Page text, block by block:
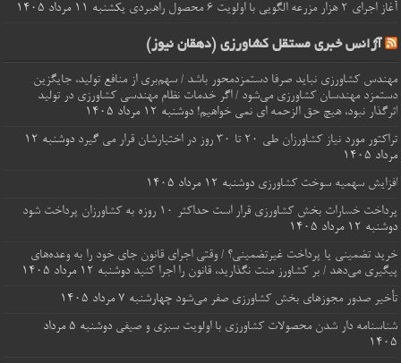
آغاز اجرای ۲ هزار مزرعه الگویی با اولویت ۶ محصول راهبردی
یکشنبه ۱۱ مرداد ۱۴۰۵
آژانس خبری مستقل کشاورزی (دهقان نیوز)
مهندس کشاورزی نباید صرفا دستمزدمحور باشد / سهم‌بری از منافع تولید، جایگزین
دستمزد مهندسان کشاورزی می‌شود / اگر خدمات نظام مهندسی کشاورزی در تولید
اثرگذار نبود، هیچ حق الزحمه ای نمی خواهیم! دوشنبه ۱۲ مرداد ۱۴۰۵
تراکتور مورد نیاز کشاورزان طی ۲۰ تا ۳۰ روز در اختیارشان قرار می گیرد
دوشنبه ۱۲
مرداد ۱۴۰۵
افزایش سهمیه سوخت کشاورزی دوشنبه ۱۲ مرداد ۱۴۰۵
پرداخت خسارات‌ بخش کشاورزی قرار است حداکثر ۱۰ روزه به کشاورزان پرداخت شود
دوشنبه ۱۲ مرداد ۱۴۰۵
خرید تضمینی یا پرداخت غیرتضمینی؟ / وقتی اجرای قانون جای خود را به وعده‌های
پیگیری می‌دهد / بر کشاورز منت نگذارید، قانون را اجرا کنید دوشنبه ۱۲ مرداد ۱۴۰۵
تأخیر صدور مجوزهای بخش کشاورزی صفر می‌شود چهارشنبه ۷ مرداد ۱۴۰۵
شناسنامه‌ دار شدن محصولات کشاورزی با اولویت سبزی و صیفی
دوشنبه ۵ مرداد
۱۴۰۵